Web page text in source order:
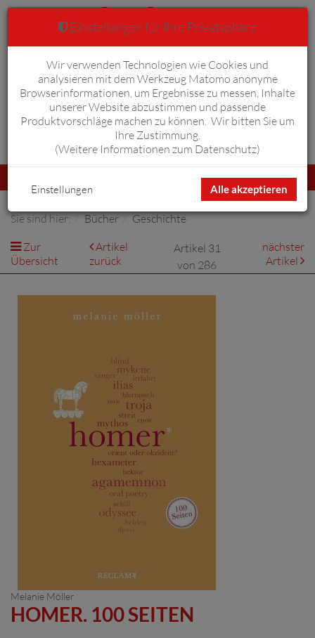
Anmelden Warenkorb 0
umschalten
Sie sind hier: Bücher
Geschichte
Zur
Übersicht
Artikel
zurück
Artikel 31
von 286
nächster
Artikel
Melanie Möller
HOMER. 100 SEITEN
Einstellungen für Ihre Privatsphäre
Wir verwenden Technologien wie Cookies und
analysieren mit dem Werkzeug Matomo anonyme
Browserinformationen, um Ergebnisse zu messen, Inhalte
unserer Website abzustimmen und passende
Produktvorschläge machen zu können. Wir bitten Sie um
Ihre Zustimmung.
(Weitere Informationen zum Datenschutz)
Alle akzeptieren
Einstellungen